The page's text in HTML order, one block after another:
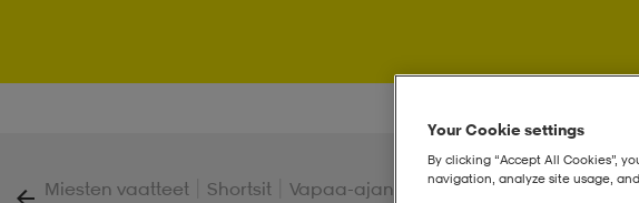
Miesten vaatteet Shortsit Vapaa-ajan shortsit | Cargo Shorts M
Your Cookie settings
By clicking “Accept All Cookies”,
navigation, analyze site usage,